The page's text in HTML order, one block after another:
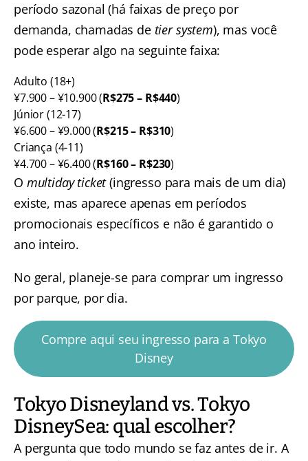
período sazonal (há faixas de preço por
demanda, chamadas de tier system), mas você
pode esperar algo na seguinte faixa:
Adulto (18+)
¥7.900 – ¥10.900 (R$275 – R$440)
Júnior (12-17)
¥6.600 – ¥9.000 (R$215 – R$310)
Criança (4-11)
¥4.700 – ¥6.400 (R$160 – R$230)
O multiday ticket(ingresso para mais de um dia)
existe, mas aparece apenas em períodos
promocionais específicos e não é garantido o
ano inteiro.
No geral, planeje-se para comprar um ingresso
por parque, por dia.
Compre aqui seu ingresso para a Tokyo
Disney
Tokyo Disneyland vs. Tokyo
DisneySea: qual escolher?
A pergunta que todo mundo se faz antes de ir. A